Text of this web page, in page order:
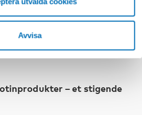
Avvisa
– et stigende